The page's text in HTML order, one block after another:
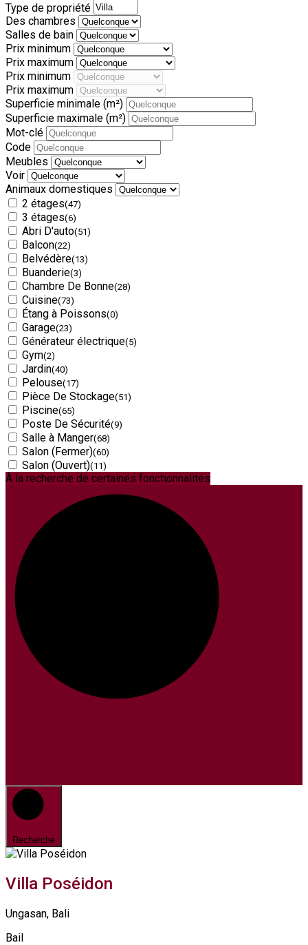
Type de propriété
Des chambres
Salles de bain
Prix minimum
Prix maximum
Prix minimum
Prix maximum
Superficie minimale (m²)
Superficie maximale (m²)
Mot-clé
Code
Meubles
Voir
Animaux domestiques
2 étages(47)
3 étages(6)
Abri D'auto(51)
Balcon(22)
Belvédère(13)
Buanderie(3)
Chambre De Bonne(28)
Cuisine(73)
Étang à Poissons(0)
Garage(23)
Générateur électrique(5)
Gym(2)
Jardin(40)
Pelouse(17)
Pièce De Stockage(51)
Piscine(65)
Poste De Sécurité(9)
Salle à Manger(68)
Salon (Fermer)(60)
Salon (Ouvert)(11)
À la recherche de certaines fonctionnalités
Recherche
Villa Poséidon
Ungasan, Bali
Bail